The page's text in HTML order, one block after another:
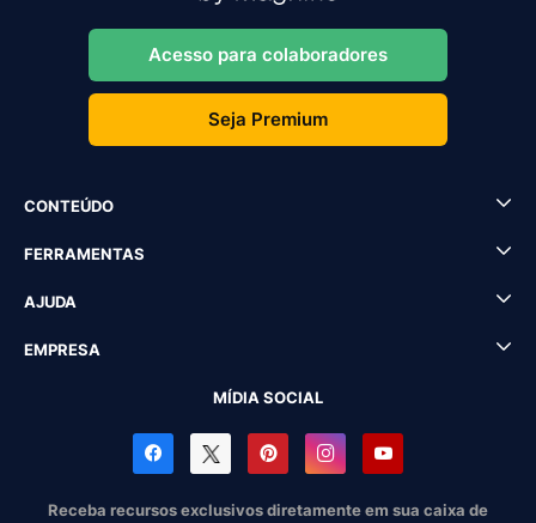
Acesso para colaboradores
Seja Premium
CONTEÚDO
FERRAMENTAS
AJUDA
EMPRESA
MÍDIA SOCIAL
Receba recursos exclusivos diretamente em sua caixa de